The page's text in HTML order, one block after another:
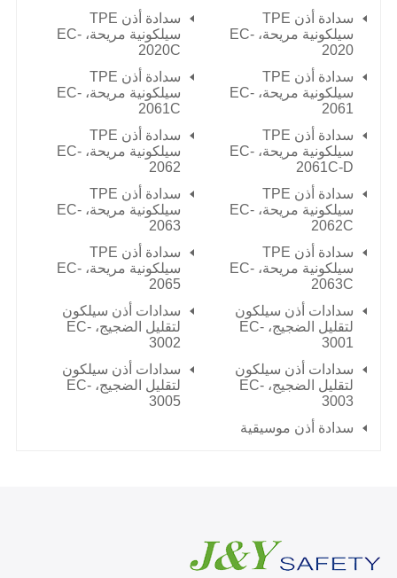
سدادة أذن TPE
سيلكونية مريحة، EC-
2020
سدادة أذن TPE
سيلكونية مريحة، EC-
2020C
سدادة أذن TPE
سيلكونية مريحة، EC-
2061
سدادة أذن TPE
سيلكونية مريحة، EC-
2061C
سدادة أذن TPE
سيلكونية مريحة، EC-
2061C-D
سدادة أذن TPE
سيلكونية مريحة، EC-
2062
سدادة أذن TPE
سيلكونية مريحة، EC-
2062C
سدادة أذن TPE
سيلكونية مريحة، EC-
2063
سدادة أذن TPE
سيلكونية مريحة، EC-
2063C
سدادة أذن TPE
سيلكونية مريحة، EC-
2065
سدادات أذن سيلكون
لتقليل الضجيج، EC-
3001
سدادات أذن سيلكون
لتقليل الضجيج، EC-
3002
سدادات أذن سيلكون
لتقليل الضجيج، EC-
3003
سدادات أذن سيلكون
لتقليل الضجيج، EC-
3005
سدادة أذن موسيقية